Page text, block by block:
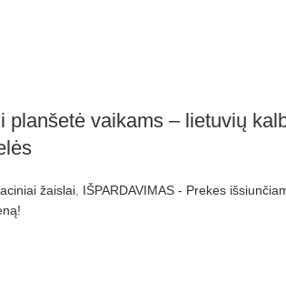
planšetė vaikams – lietuvių
žaislai IŠPARDAVIMAS - Prekes